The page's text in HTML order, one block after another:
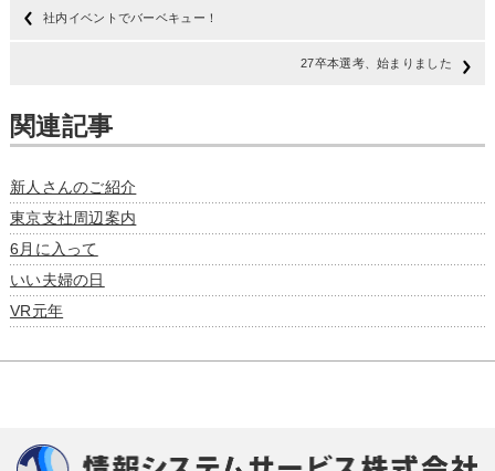
社内イベントでバーベキュー！
27卒本選考、始まりました
関連記事
新人さんのご紹介
東京支社周辺案内
6月に入って
いい夫婦の日
VR元年